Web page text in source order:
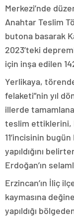
Merkezi’nde
Anahtar Teslim
butona basarak
2023’teki
için inşa edilen
Yerlikaya,
felaketi”nin yıl
illerde
teslim ettiklerini,
11’incisinin
yapıldığını
Erdoğan’ın
Erzincan’ın İliç
kaymasına
yapıldığı